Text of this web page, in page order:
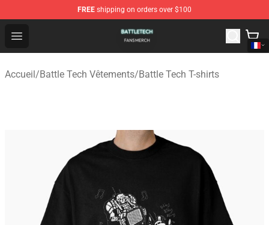
FREE shipping on orders over $100
Open menu
Battle Tech Shop - Official Battle Tech Merchandise Store
Accueil/Battle Tech Vêtements/Battle Tech T-shirts